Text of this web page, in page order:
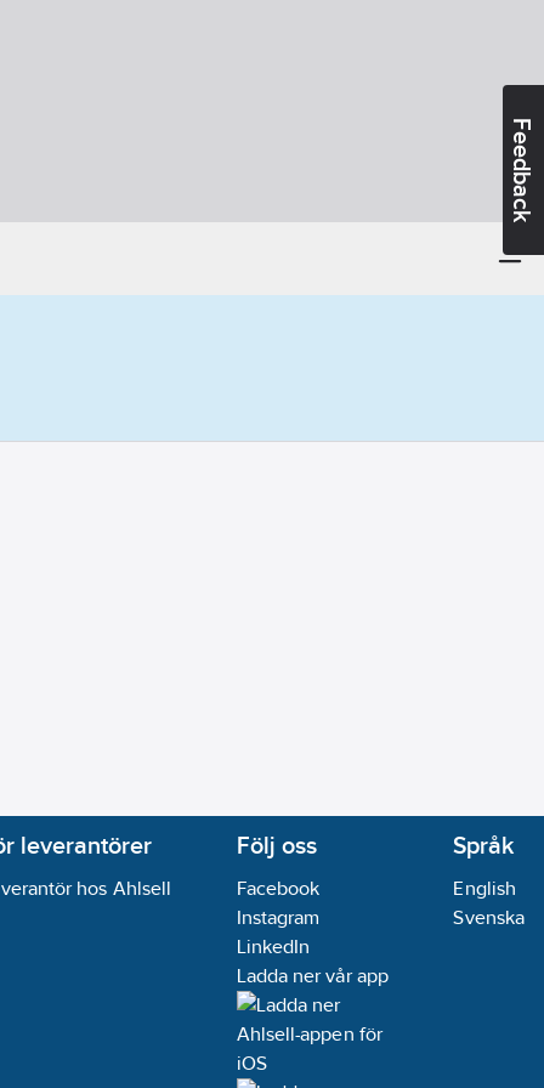
Feedback
leverantörer
hos Ahlsell
Följ oss
Facebook
Instagram
LinkedIn
Ladda ner vår app
Språk
English
Svenska